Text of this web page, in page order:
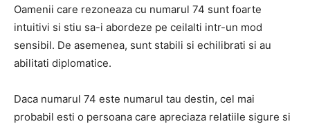
Oamenii care rezoneaza cu numarul 74 sunt foarte
intuitivi si stiu sa-i abordeze pe ceilalti intr-un mod
sensibil. De asemenea, sunt stabili si echilibrati si au
abilitati diplomatice.
Daca numarul 74 este numarul tau destin, cel mai
probabil esti o persoana care apreciaza relatiile sigure si